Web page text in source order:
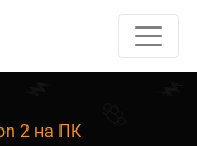
2 на ПК